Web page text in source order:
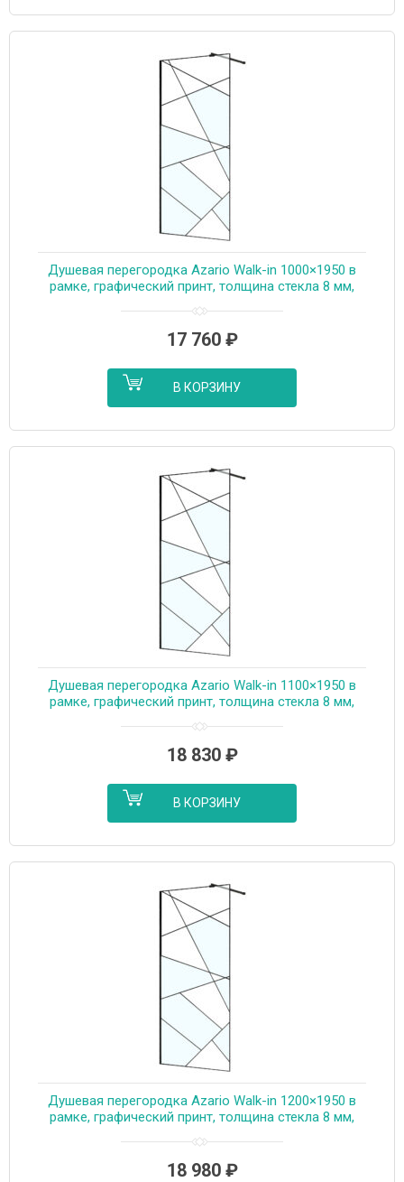
Душевая перегородка Azario Walk-in 1000×1950 в
рамке, графический принт, толщина стекла 8 мм,
17 760 ₽
В КОРЗИНУ
Душевая перегородка Azario Walk-in 1100×1950 в
рамке, графический принт, толщина стекла 8 мм,
18 830 ₽
В КОРЗИНУ
Душевая перегородка Azario Walk-in 1200×1950 в
рамке, графический принт, толщина стекла 8 мм,
18 980 ₽